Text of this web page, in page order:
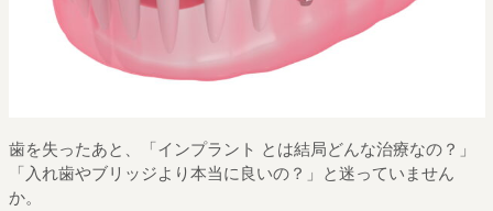
歯を失ったあと、「インプラント とは結局どんな治療なの？」
「入れ歯やブリッジより本当に良いの？」と迷っていません
か。